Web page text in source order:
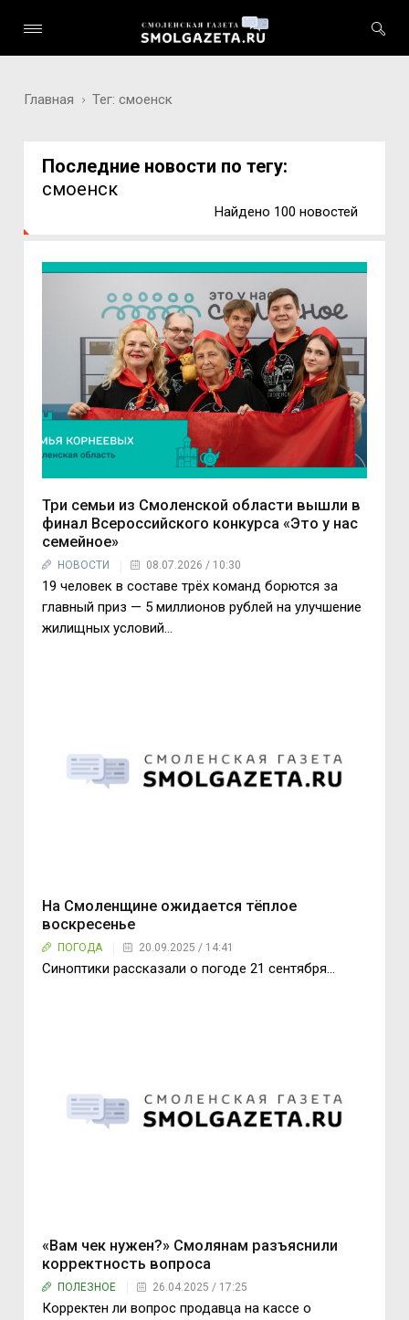
Главная Тег: смоенск
Последние новости по тегу:
смоенск
Найдено 100 новостей
Три семьи из Смоленской области вышли в
финал Всероссийского конкурса «Это у нас
семейное»
НОВОСТИ 08.07.2026 / 10:30
19 человек в составе трёх команд борются за
главный приз — 5 миллионов рублей на улучшение
жилищных условий...
На Смоленщине ожидается тёплое
воскресенье
ПОГОДА 20.09.2025 / 14:41
Синоптики рассказали о погоде 21 сентября...
«Вам чек нужен?» Смолянам разъяснили
корректность вопроса
ПОЛЕЗНОЕ 26.04.2025 / 17:25
Корректен ли вопрос продавца на кассе о